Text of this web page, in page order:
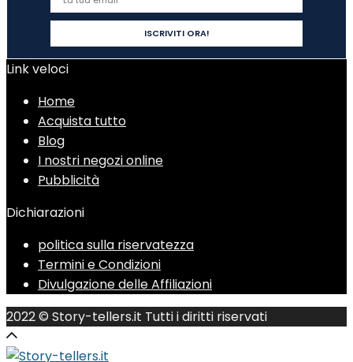
Link veloci
Home
Acquista tutto
Blog
I nostri negozi online
Pubblicità
Dichiarazioni
politica sulla riservatezza
Termini e Condizioni
Divulgazione delle Affiliazioni
2022 © Story-tellers.it Tutti i diritti riservati